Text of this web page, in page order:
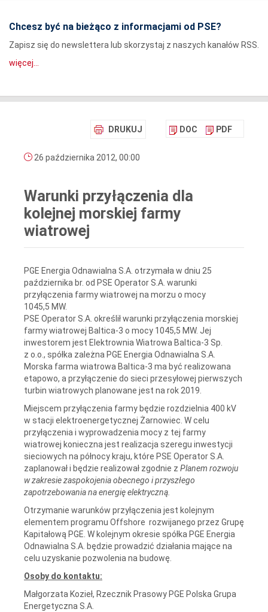
Chcesz być na bieżąco z informacjami od PSE?
Zapisz się do newslettera lub skorzystaj z naszych kanałów RSS.
więcej...
DRUKUJ DOC PDF
26 października 2012, 00:00
Warunki przyłączenia dla
kolejnej morskiej farmy
wiatrowej
PGE Energia Odnawialna S.A. otrzymała w dniu 25
października br. od PSE Operator S.A. warunki
przyłączenia farmy wiatrowej na morzu o mocy
1045,5 MW.
PSE Operator S.A. określił warunki przyłączenia morskiej
farmy wiatrowej Baltica-3 o mocy 1045,5 MW. Jej
inwestorem jest Elektrownia Wiatrowa Baltica-3 Sp.
z o.o., spółka zależna PGE Energia Odnawialna S.A.
Morska farma wiatrowa Baltica-3 ma być realizowana
etapowo, a przyłączenie do sieci przesyłowej pierwszych
turbin wiatrowych planowane jest na rok 2019.
Miejscem przyłączenia farmy będzie rozdzielnia 400 kV
w stacji elektroenergetycznej Żarnowiec. W celu
przyłączenia i wyprowadzenia mocy z tej farmy
wiatrowej konieczna jest realizacja szeregu inwestycji
sieciowych na północy kraju, które PSE Operator S.A.
zaplanował i będzie realizował zgodnie z Planem rozwoju
w zakresie zaspokojenia obecnego i przyszłego
zapotrzebowania na energię elektryczną.
Otrzymanie warunków przyłączenia jest kolejnym
elementem programu Offshore rozwijanego przez Grupę
Kapitałową PGE. W kolejnym okresie spółka PGE Energia
Odnawialna S.A. będzie prowadzić działania mające na
celu uzyskanie pozwolenia na budowę.
Osoby do kontaktu:
Małgorzata Kozieł, Rzecznik Prasowy PGE Polska Grupa
Energetyczna S.A.